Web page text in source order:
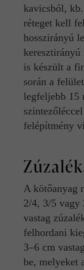
kavicsból,
réteget kell
hosszirányú
is készült a
során a
legfeljebb 15
felépítmény
A kötőanyag
2/4, 3/5 vagy
vastag
felhordani
3–6 cm
be, melyeket